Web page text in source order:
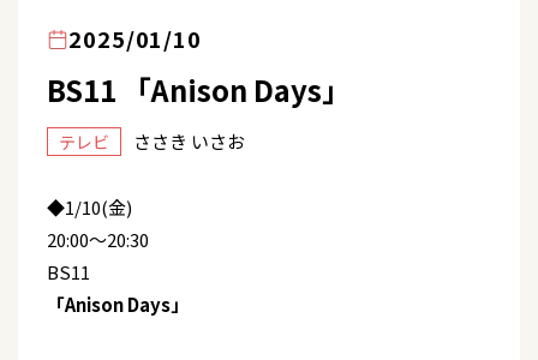
2025/01/10
BS11 「Anison Days」
テレビ ささき いさお
◆1/10(金)
20:00～20:30
BS11
「Anison Days」